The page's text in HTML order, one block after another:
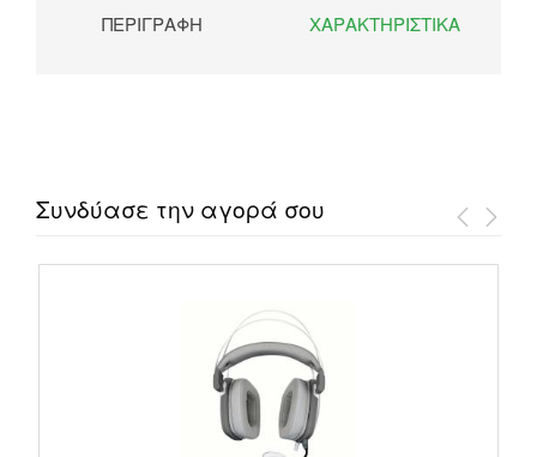
ΠΕΡΙΓΡΑΦΉ ΧΑΡΑΚΤΗΡΙΣΤΙΚΆ
Συνδύασε την αγορά σου